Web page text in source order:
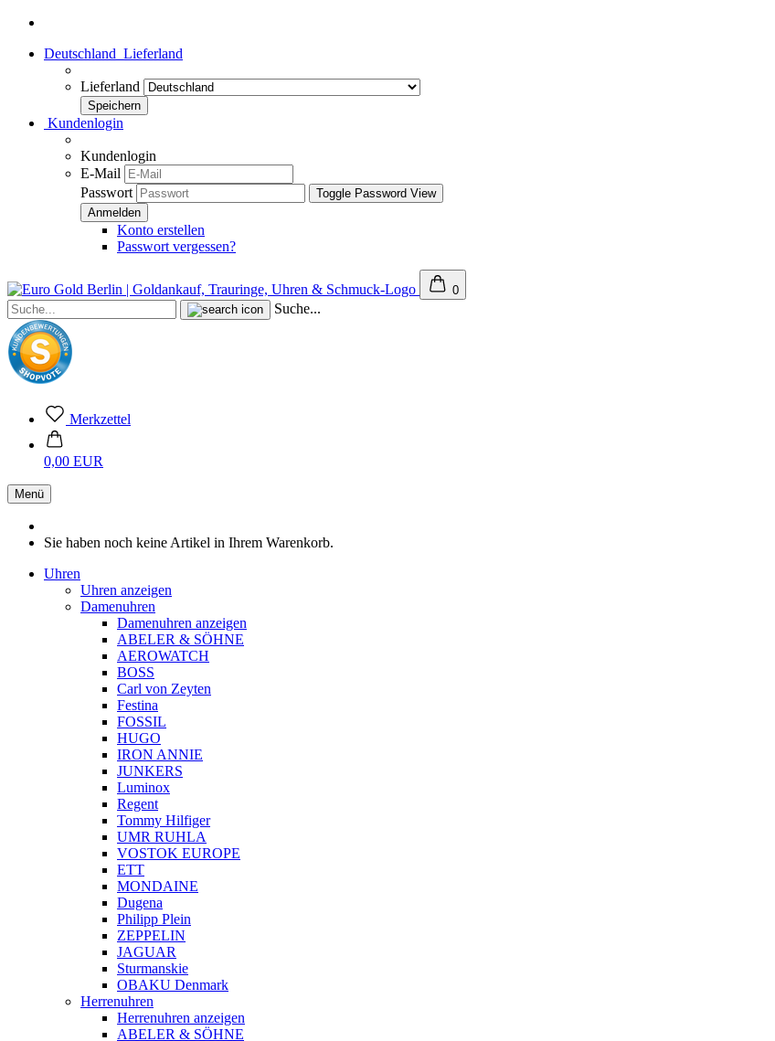
Deutschland Lieferland
Lieferland
Kundenlogin
Kundenlogin
E-Mail
Passwort
Toggle Password View
Konto erstellen
Passwort vergessen?
0
Suche...
Merkzettel
0,00 EUR
Menü
Sie haben noch keine Artikel in Ihrem Warenkorb.
Uhren
Uhren anzeigen
Damenuhren
Damenuhren anzeigen
ABELER & SÖHNE
AEROWATCH
BOSS
Carl von Zeyten
Festina
FOSSIL
HUGO
IRON ANNIE
JUNKERS
Luminox
Regent
Tommy Hilfiger
UMR RUHLA
VOSTOK EUROPE
ETT
MONDAINE
Dugena
Philipp Plein
ZEPPELIN
JAGUAR
Sturmanskie
OBAKU Denmark
Herrenuhren
Herrenuhren anzeigen
ABELER & SÖHNE